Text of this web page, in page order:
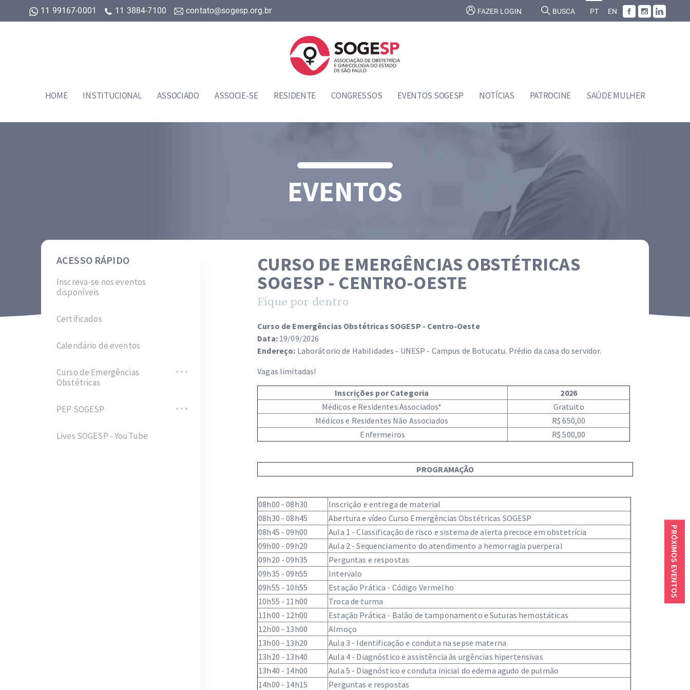
11 99167-0001 11 3884-7100 contato@sogesp.org.br FAZER LOGIN BUSCA PT EN
HOME INSTITUCIONAL ASSOCIADO ASSOCIE-SE RESIDENTE CONGRESSOS EVENTOS SOGESP NOTÍCIAS PATROCINE SAÚDE MULHER
EVENTOS
ACESSO RÁPIDO
Inscreva-se nos eventos
disponíveis
Certificados
Calendário de eventos
Curso de Emergências
Obstétricas
PEP SOGESP
Lives SOGESP - YouTube
CURSO DE EMERGÊNCIAS OBSTÉTRICAS
SOGESP - CENTRO-OESTE
Fique por dentro
Curso de Emergências Obstétricas SOGESP - Centro-Oeste
Data:19/09/2026
Endereço: Laborátorio de Habilidades - UNESP - Campus de Botucatu. Prédio da casa do servidor.
Vagas limitadas!
Inscrições por Categoria
2026
Médicos e Residentes Associados*
Gratuito
Médicos e Residentes Não Associados
R$ 650,00
Enfermeiros
R$ 500,00
PROGRAMAÇÃO
08h00 - 08h30
Inscrição e entrega de material
08h30 - 08h45
Abertura e vídeo Curso Emergências Obstétricas SOGESP
08h45 - 09h00
Aula 1 - Classificação de risco e sistema de alerta precoce em obstetrícia
09h00 - 09h20
Aula 2 - Sequenciamento do atendimento a hemorragia puerperal
09h20 - 09h35
Perguntas e respostas
09h35 - 09h55
Intervalo
09h55 - 10h55
Estação Prática - Código Vermelho
10h55 - 11h00
Troca de turma
11h00 - 12h00
Estação Prática - Balão de tamponamento e Suturas hemostáticas
12h00 - 13h00
Almoço
13h00 - 13h20
Aula 3 - Identificação e conduta na sepse materna
13h20 - 13h40
Aula 4 - Diagnóstico e assistência às urgências hipertensivas
13h40 - 14h00
Aula 5 - Diagnóstico e conduta inicial do edema agudo de pulmão
14h00 - 14h15
Perguntas e respostas
PRÓXIMOS EVENTOS